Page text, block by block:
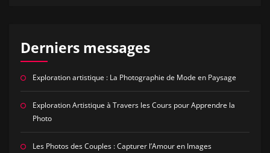
Derniers messages
Exploration artistique : La Photographie de Mode en Paysage
Exploration Artistique à Travers les Cours pour Apprendre la
Photo
Les Photos des Couples : Capturer l’Amour en Images